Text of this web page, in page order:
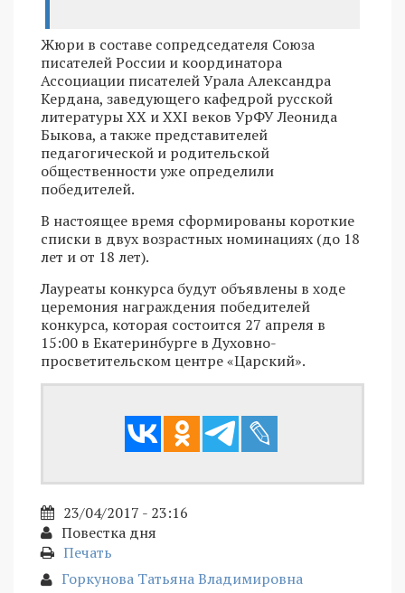
Жюри в составе сопредседателя Союза
писателей России и координатора
Ассоциации писателей Урала Александра
Кердана, заведующего кафедрой русской
литературы XX и XXI веков УрФУ Леонида
Быкова, а также представителей
педагогической и родительской
общественности уже определили
победителей.
В настоящее время сформированы короткие
списки в двух возрастных номинациях (до 18
лет и от 18 лет).
Лауреаты конкурса будут объявлены в ходе
церемония награждения победителей
конкурса, которая состоится 27 апреля в
15:00 в Екатеринбурге в Духовно-
просветительском центре «Царский».
23/04/2017 - 23:16
Повестка дня
Печать
Горкунова Татьяна Владимировна